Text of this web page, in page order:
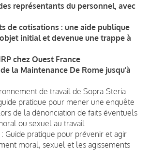
représentants du personnel, avec
de cotisations : une aide publique
initial et devenue une trappe à
chez Ouest France
la Maintenance De Rome jusqu’à
de travail de Sopra-Steria
pratique pour mener une enquête
de la dénonciation de faits éventuels
ou sexuel au travail
: Guide pratique pour prévenir et agir
moral, sexuel et les agissements